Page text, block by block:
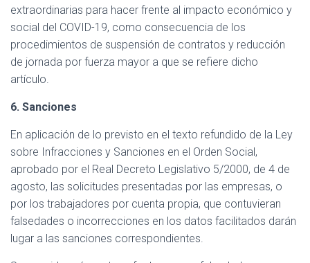
extraordinarias para hacer frente al impacto económico y
social del COVID-19, como consecuencia de los
procedimientos de suspensión de contratos y reducción
de jornada por fuerza mayor a que se refiere dicho
artículo.
6. Sanciones
En aplicación de lo previsto en el texto refundido de la Ley
sobre Infracciones y Sanciones en el Orden Social,
aprobado por el Real Decreto Legislativo 5/2000, de 4 de
agosto, las solicitudes presentadas por las empresas, o
por los trabajadores por cuenta propia, que contuvieran
falsedades o incorrecciones en los datos facilitados darán
lugar a las sanciones correspondientes.